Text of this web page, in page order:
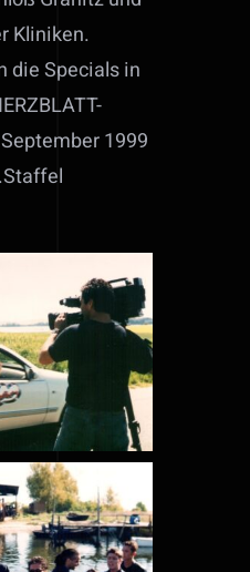
Kliniken.
die Specials in
1999